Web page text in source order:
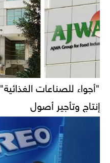
"أجواء للصناعات
إنتاج وتأجير أصول